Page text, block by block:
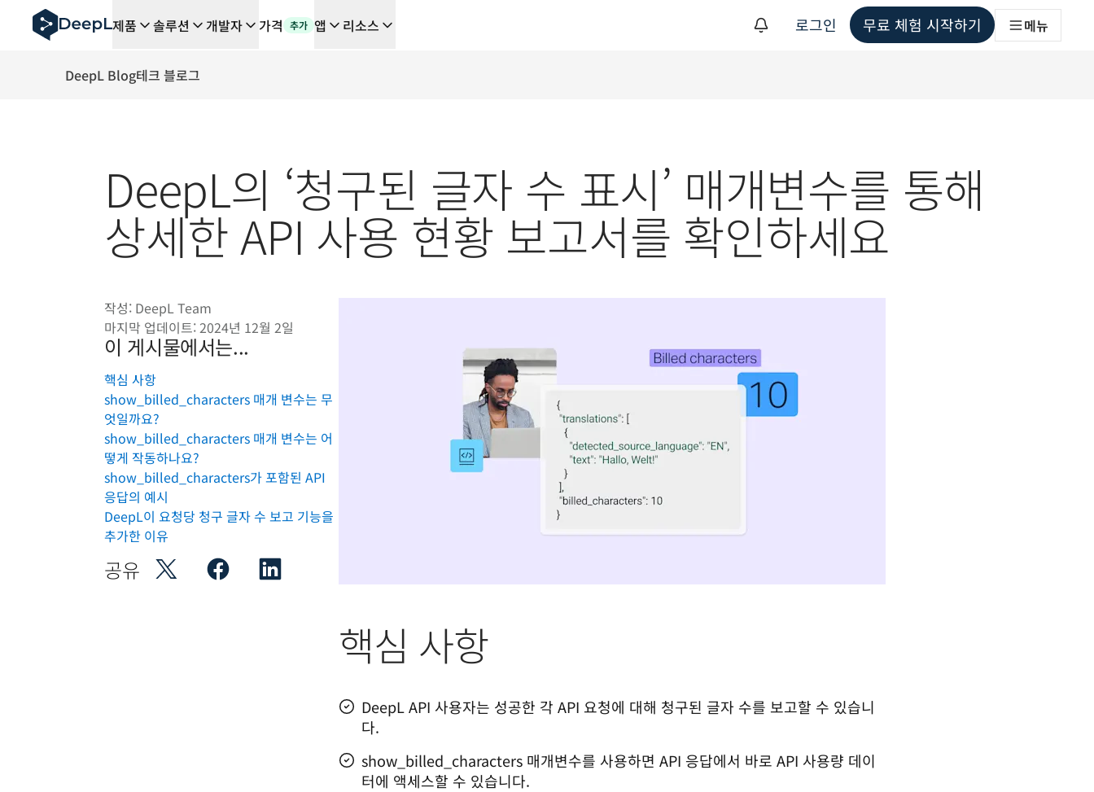
AI 에이전트용 DeepL
DeepL Translation Flow: 주요 사용 사례 및 통합 기능을 위한 새로운 AI 기반 워크플로우
How we brought Swiss German to DeepL
Translation Flow를 만나보세요: 번역 워크플로우를 처음부터 끝까지 자동화하는 현지화 솔루션, 이를 필요로 하는 모든 팀을 위해
Building an instantly accessible voice demo with DeepL Voice API
제품 솔루션 개발자 가격 추가 앱 리소스 로그인 무료 체험 시작하기 메뉴
DeepL Blog테크 블로그
DeepL의 ‘청구된 글자 수 표시’ 매개변수를 통해
상세한 API 사용 현황 보고서를 확인하세요
핵심 사항
DeepL API 사용자는 성공한 각 API 요청에 대해 청구된 글자 수를 보고할 수 있습니
다.
show_billed_characters 매개변수를 사용하면 API 응답에서 바로 API 사용량 데이
터에 액세스할 수 있습니다.
작성: DeepL Team
마지막 업데이트:2024년 12월 2일
이 게시물에서는...
핵심 사항
show_billed_characters 매개 변수는 무
엇일까요?
show_billed_characters 매개 변수는 어
떻게 작동하나요?
show_billed_characters가 포함된 API
응답의 예시
DeepL이 요청당 청구 글자 수 보고 기능을
추가한 이유
공유